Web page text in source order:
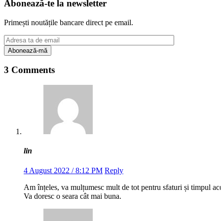
Abonează-te la newsletter
Primești noutățile bancare direct pe email.
3 Comments
lin
4 August 2022 / 8:12 PM Reply
Am înțeles, va mulțumesc mult de tot pentru sfaturi și timpul
Va doresc o seara cât mai buna.